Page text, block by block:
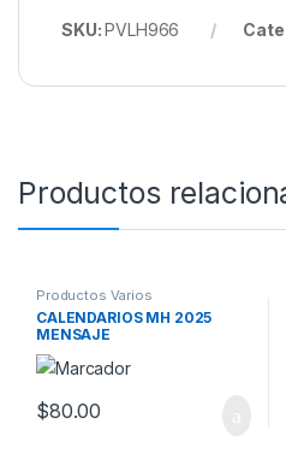
SKU:PVLH966
Productos
Productos Varios
CALENDARIOS MH 2025
MENSAJE
$80.00